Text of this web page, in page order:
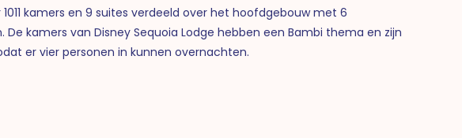
kamers en 9 suites verdeeld over het hoofdgebouw met 6
kamers van Disney Sequoia Lodge hebben een Bambi thema en zijn
er vier personen in kunnen overnachten.